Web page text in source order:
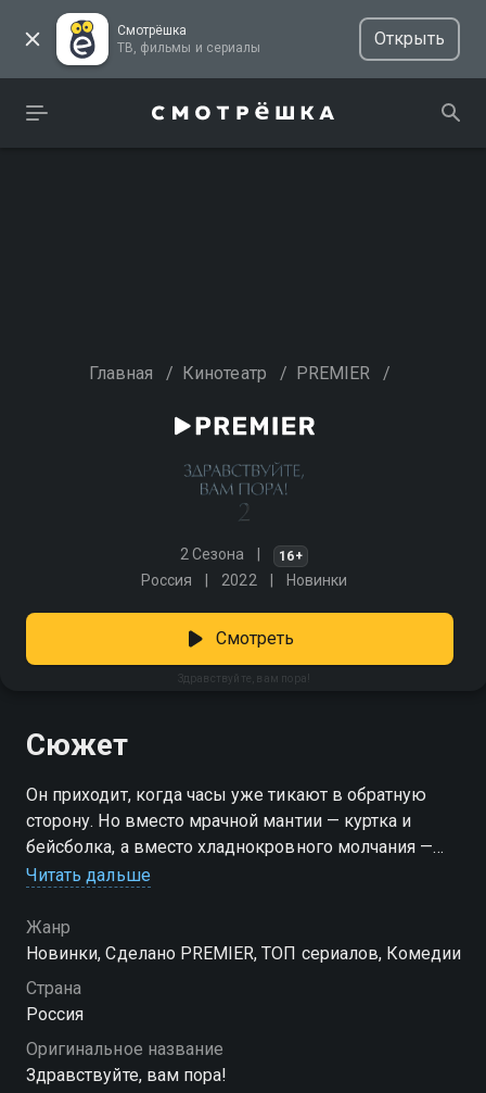
Смотрёшка
ТВ, фильмы и сериалы
Открыть
Главная / Кинотеатр / PREMIER /
2 Сезона 16+
Россия 2022 Новинки
Здравствуйте, вам пора!
Смотреть
Сюжет
Он приходит, когда часы уже тикают в обратную
сторону. Но вместо мрачной мантии — куртка и
бейсболка, а вместо хладнокровного молчания —
вопросы и попытки помочь. В комедийном сериале
скором финале. Вот только никто не спешит ему
верить, а он вдруг начинает переживать за каждого.
Перед ним — богачи, чиновники и просто
растерянные домохозяйки. С каждой встречей он
мечты. И, сам того не заметив, учится быть живым.
«Здравствуйте, вам пора!» — смотрите онлайн в
Читать дальше
Жанр
Новинки, Сделано PREMIER, ТОП сериалов, Комедии
Страна
Россия
Оригинальное название
Здравствуйте, вам пора!